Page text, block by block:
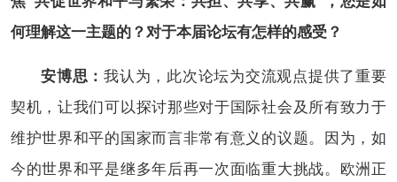
何理解这一主题的？对于本届论坛有怎样的感受？
安博思：我认为，此次论坛为交流观点提供了重要
契机，让我们可以探讨那些对于国际社会及所有致力于
维护世界和平的国家而言非常有意义的议题。因为，如
今的世界和平是继多年后再一次面临重大挑战。欧洲正